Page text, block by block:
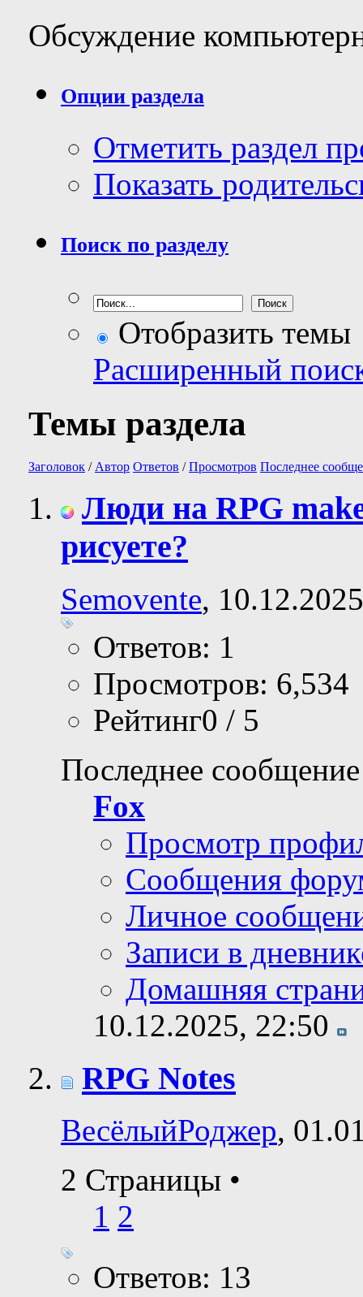
Обсуждение
Опции раздела
Отметить раздел
Показать
Поиск по разделу
Отобразить темы
Расширенный
Темы раздела
Заголовок / Автор Ответов /Просмотров Последнее
Люди на RPG
рисуете?
Semovente,
Ответов: 1
Просмотров: 6,534
Рейтинг0 / 5
Последнее
Fox
Просмотр
Сообщения
Личное
Записи в
Домашняя
10.12.2025, 22:50
RPG Notes
ВесёлыйРоджер,
2 Страницы •
1 2
Ответов: 13